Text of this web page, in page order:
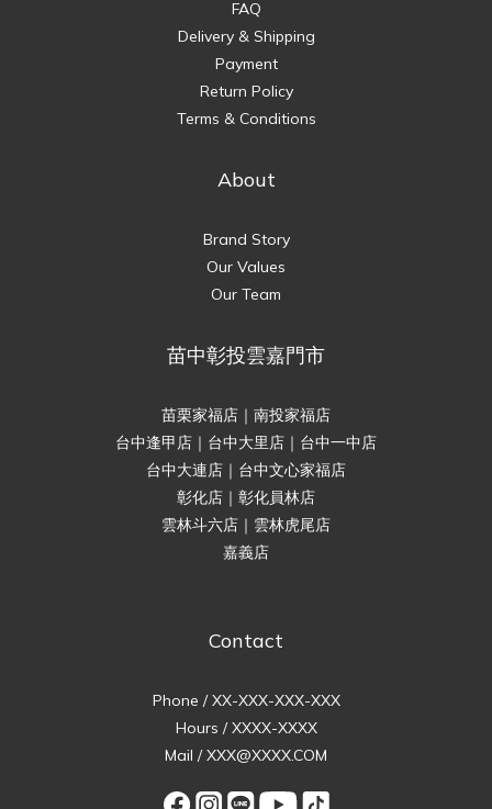
FAQ
Delivery & Shipping
Payment
Return Policy
Terms & Conditions
About
Brand Story
Our Values
Our Team
苗中彰投雲嘉門市
苗栗家福店｜南投家福店
台中逢甲店｜台中大里店｜台中一中店
台中大連店｜台中文心家福店
彰化店｜彰化員林店
雲林斗六店｜雲林虎尾店
嘉義店
Contact
Phone / XX-XXX-XXX-XXX
Hours / XXXX-XXXX
Mail / XXX@XXXX.COM